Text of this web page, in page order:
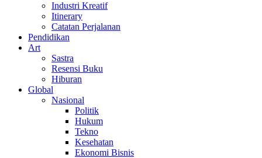
Industri Kreatif
Itinerary
Catatan Perjalanan
Pendidikan
Art
Sastra
Resensi Buku
Hiburan
Global
Nasional
Politik
Hukum
Tekno
Kesehatan
Ekonomi Bisnis